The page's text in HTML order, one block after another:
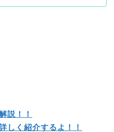
説！！
しく紹介するよ！！